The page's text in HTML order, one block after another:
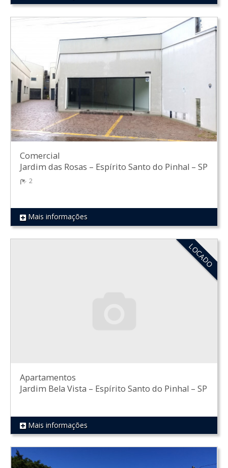
REF 1803
Comercial
Jardim das Rosas – Espírito Santo do Pinhal – SP
2
Mais informações
LOCADO
REF 910
Apartamentos
Jardim Bela Vista – Espírito Santo do Pinhal – SP
Mais informações